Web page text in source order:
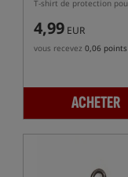
4,99 EUR
vous recevez 0,06 points
ACHETER